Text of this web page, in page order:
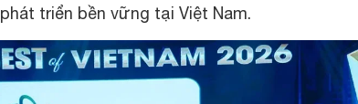
triển bền vững tại Việt Nam.